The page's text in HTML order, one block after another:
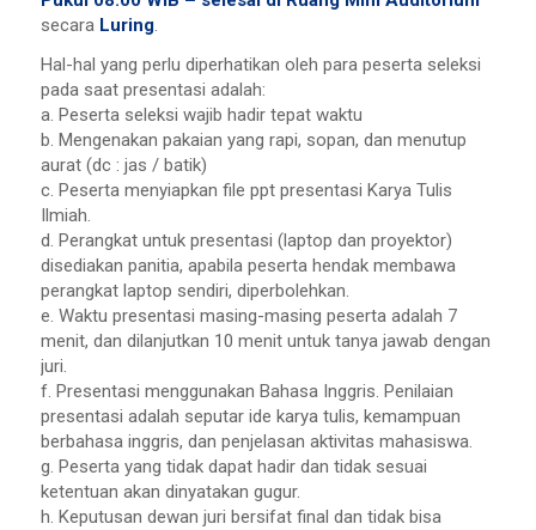
secara Luring.
Hal-hal yang perlu diperhatikan oleh para peserta seleksi
pada saat presentasi adalah:
a. Peserta seleksi wajib hadir tepat waktu
b. Mengenakan pakaian yang rapi, sopan, dan menutup
aurat (dc : jas / batik)
c. Peserta menyiapkan file ppt presentasi Karya Tulis
Ilmiah.
d. Perangkat untuk presentasi (laptop dan proyektor)
disediakan panitia, apabila peserta hendak membawa
perangkat laptop sendiri, diperbolehkan.
e. Waktu presentasi masing-masing peserta adalah 7
menit, dan dilanjutkan 10 menit untuk tanya jawab dengan
juri.
f. Presentasi menggunakan Bahasa Inggris. Penilaian
presentasi adalah seputar ide karya tulis, kemampuan
berbahasa inggris, dan penjelasan aktivitas mahasiswa.
g. Peserta yang tidak dapat hadir dan tidak sesuai
ketentuan akan dinyatakan gugur.
h. Keputusan dewan juri bersifat final dan tidak bisa